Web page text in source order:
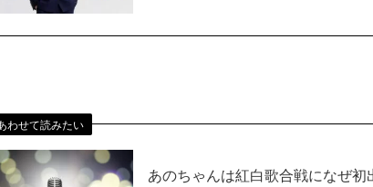
わせて読みたい
あのちゃんは紅白歌合戦になぜ